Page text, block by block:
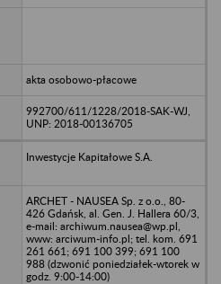
akta osobowo-płacowe
992700/611/1228/2018-SAK-WJ,
UNP: 2018-00136705
Inwestycje Kapitałowe S.A.
ARCHET - NAUSEA Sp. z o.o., 80-
426 Gdańsk, al. Gen. J. Hallera 60/3,
e-mail: archiwum.nausea@wp.pl,
www: arciwum-info.pl; tel. kom. 691
261 661; 691 100 399; 691 100
988 (dzwonić poniedziałek-wtorek w
godz. 9:00-14:00)